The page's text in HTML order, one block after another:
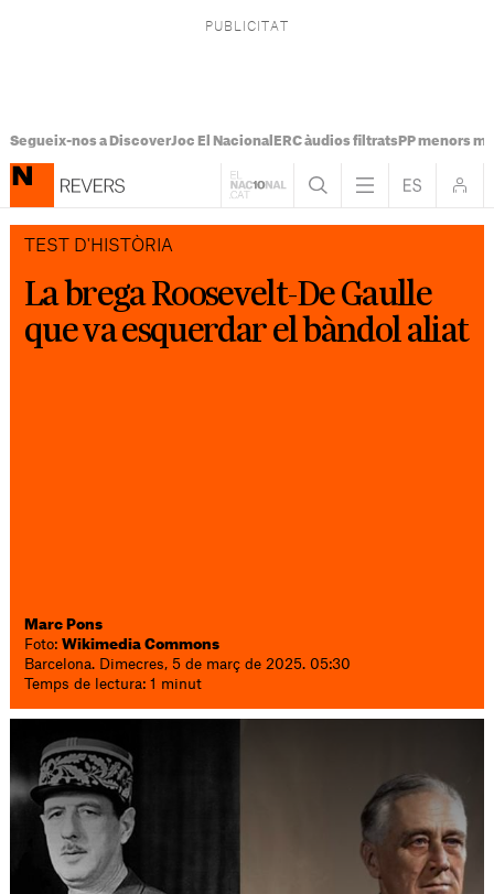
Segueix-nos a DiscoverJoc El Nacional ERC àudios filtratsPP menors
TEST D'HISTÒRIA
La brega Roosevelt-De Gaulle
que va esquerdar el bàndol aliat
Marc Pons
Foto:Wikimedia Commons
Barcelona. Dimecres, 5 de març de 2025. 05:30
Temps de lectura: 1 minut